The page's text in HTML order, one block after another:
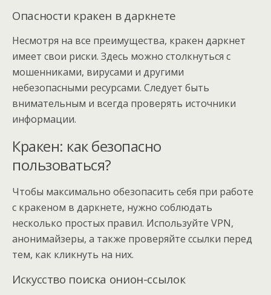
Опасности кракен в даркнете
Несмотря на все преимущества, кракен даркнет
имеет свои риски. Здесь можно столкнуться с
мошенниками, вирусами и другими
небезопасными ресурсами. Следует быть
внимательным и всегда проверять источники
информации.
Кракен: как безопасно
пользоваться?
Чтобы максимально обезопасить себя при работе
с кракеном в даркнете, нужно соблюдать
несколько простых правил. Используйте VPN,
анонимайзеры, а также проверяйте ссылки перед
тем, как кликнуть на них.
Искусство поиска онион-ссылок